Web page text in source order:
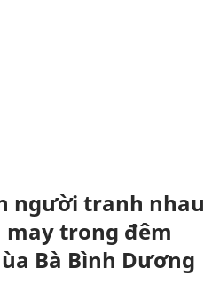
người tranh nhau
trong đêm
Bà Bình Dương